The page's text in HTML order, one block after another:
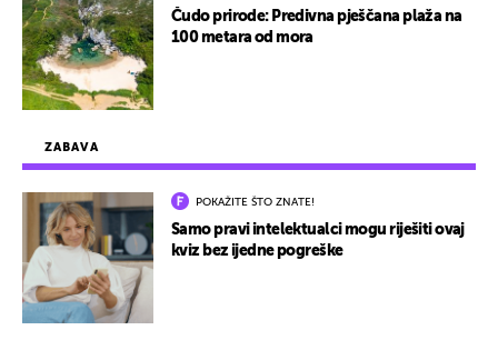
ZABAVA
POKAŽITE ŠTO ZNATE!
Samo pravi intelektualci mogu riješiti ovaj
kviz bez ijedne pogreške
Čudo prirode: Predivna pješčana plaža na
100 metara od mora